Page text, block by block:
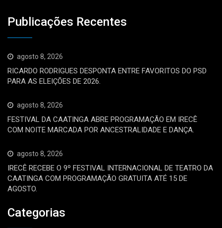
Publicações Recentes
agosto 8, 2026
RICARDO RODRIGUES DESPONTA ENTRE FAVORITOS DO PSD
PARA AS ELEIÇÕES DE 2026.
agosto 8, 2026
FESTIVAL DA CAATINGA ABRE PROGRAMAÇÃO EM IRECÊ
COM NOITE MARCADA POR ANCESTRALIDADE E DANÇA.
agosto 8, 2026
IRECÊ RECEBE O 9º FESTIVAL INTERNACIONAL DE TEATRO DA
CAATINGA COM PROGRAMAÇÃO GRATUITA ATÉ 15 DE
AGOSTO.
Categorias